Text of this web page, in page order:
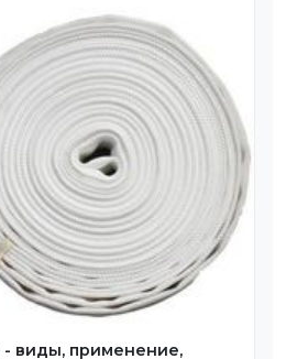
виды, применение,